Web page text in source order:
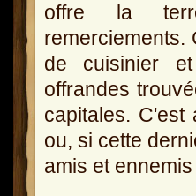
offre la
remerciements.
de cuisinier
offrandes
capitales. C'est
ou, si cette
amis et